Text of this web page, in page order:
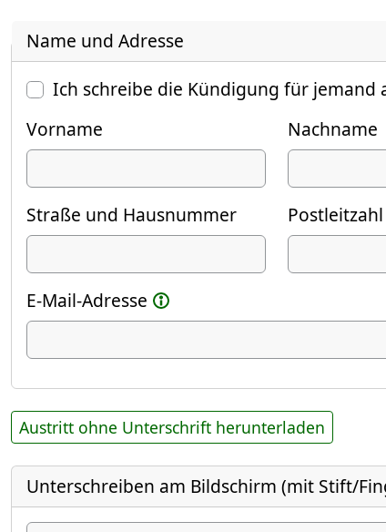
Name und Adresse
Ich schreibe die Kündigung für jemand
Vorname
Nachname
Straße und Hausnummer Postleitzahl
E-Mail-Adresse
Austritt ohne Unterschrift herunterladen
Unterschreiben am Bildschirm (mit Stift/